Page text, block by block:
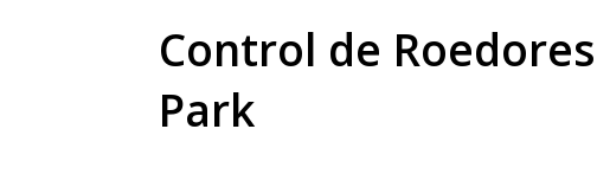
Control de
Park